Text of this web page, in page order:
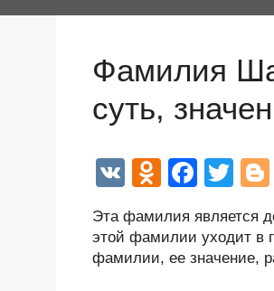
Фамилия
суть,
V
O
n
o
F
c
e
T
tt
er
Эта фамилия является
этой фамилии уходит в
фамилии, ее значение,